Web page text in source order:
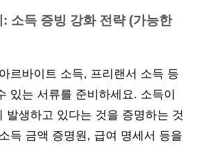
소득 증빙 강화 전략 (가능한
르바이트 소득, 프리랜서 소득 등
있는 서류를 준비하세요. 소득이
발생하고 있다는 것을 증명하는 것
득 금액 증명원, 급여 명세서 등을